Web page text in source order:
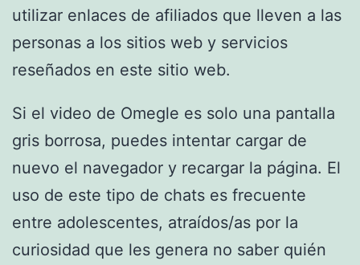
utilizar enlaces de afiliados que lleven a las
personas a los sitios web y servicios
reseñados en este sitio web.
Si el video de Omegle es solo una pantalla
gris borrosa, puedes intentar cargar de
nuevo el navegador y recargar la página. El
uso de este tipo de chats es frecuente
entre adolescentes, atraídos/as por la
curiosidad que les genera no saber quién